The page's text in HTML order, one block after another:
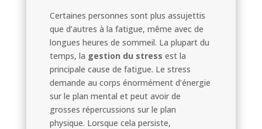
Certaines personnes sont plus assujettis
que d’autres à la fatigue, même avec de
longues heures de sommeil. La plupart du
temps, la gestion du stress est la
principale cause de fatigue. Le stress
demande au corps énormément d’énergie
sur le plan mental et peut avoir de
grosses répercussions sur le plan
physique. Lorsque cela persiste,